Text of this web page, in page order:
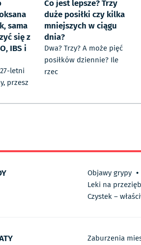
sama
się z
IBS i
letni
przesz
Co jest lepsze? Trzy
duże posiłki czy kilka
mniejszych w ciągu
dnia?
Dwa? Trzy? A może pięć
posiłków dziennie? Ile
rzec
Objawy grypy •
Leki na
Czystek –
Zaburzenia